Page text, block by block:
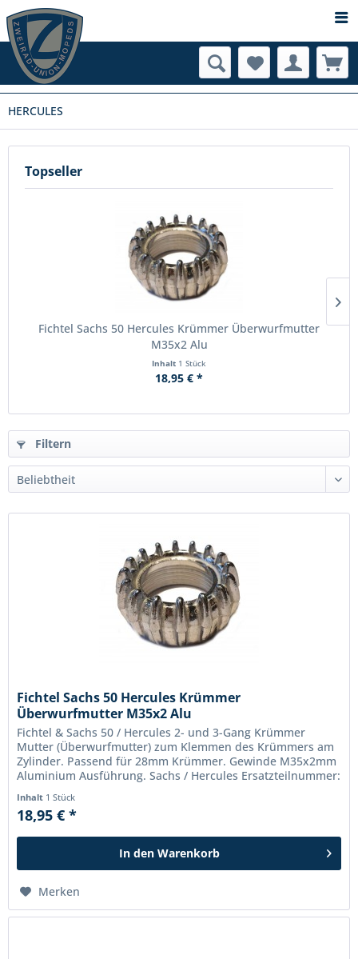
HERCULES
Topseller
Fichtel Sachs 50 Hercules Krümmer Überwurfmutter
M35x2 Alu
Inhalt 1 Stück
18,95 € *
Filtern
Fichtel Sachs 50 Hercules Krümmer
Überwurfmutter M35x2 Alu
Fichtel & Sachs 50 / Hercules 2- und 3-Gang Krümmer
Mutter (Überwurfmutter) zum Klemmen des Krümmers am
Zylinder. Passend für 28mm Krümmer. Gewinde M35x2mm
Aluminium Ausführung. Sachs / Hercules Ersatzteilnummer:
Inhalt 1 Stück
18,95 € *
In den Warenkorb
Merken